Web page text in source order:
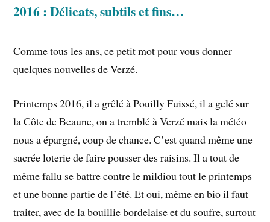
2016 : Délicats, subtils et fins…
Comme tous les ans, ce petit mot pour vous donner
quelques nouvelles de Verzé.
Printemps 2016, il a grêlé à Pouilly Fuissé, il a gelé sur
la Côte de Beaune, on a tremblé à Verzé mais la météo
nous a épargné, coup de chance. C’est quand même une
sacrée loterie de faire pousser des raisins. Il a tout de
même fallu se battre contre le mildiou tout le printemps
et une bonne partie de l’été. Et oui, même en bio il faut
traiter, avec de la bouillie bordelaise et du soufre, surtout